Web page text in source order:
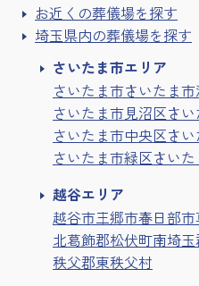
お近くの葬儀場を探す
埼玉県内の葬儀場を探す
さいたま市エリア
さいたま市さいたま
さいたま市見沼区さ
さいたま市中央区さ
さいたま市緑区さい
越谷エリア
越谷市三郷市春日部市
北葛飾郡松伏町南埼
秩父郡東秩父村